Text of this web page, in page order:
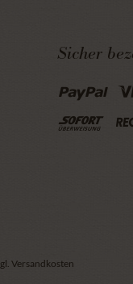
Sicher
Versandkosten